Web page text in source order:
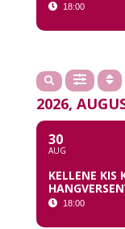
18:00
2026,
30
AUG
KELLENE KIS
18:00